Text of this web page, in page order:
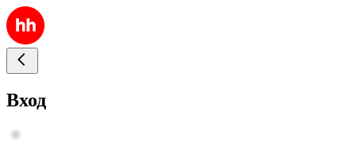
Вход